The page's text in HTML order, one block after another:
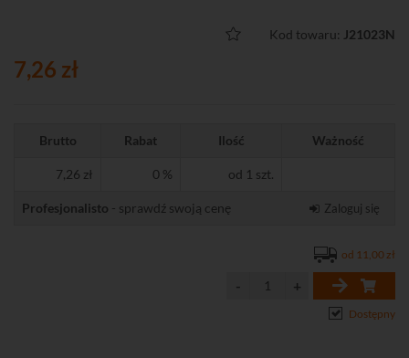
Kod towaru: J21023N
7,26 zł
Brutto Rabat Ilość Ważność
7,26 zł 0 % od 1 szt.
Profesjonalisto - sprawdź swoją cenę Zaloguj się
od 11,00 zł
Dostępny